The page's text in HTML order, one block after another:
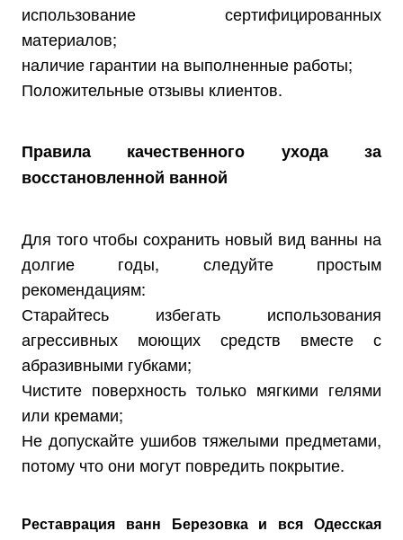
использование сертифицированных
материалов;
наличие гарантии на выполненные работы;
Положительные отзывы клиентов.
Правила качественного ухода за
восстановленной ванной
Для того чтобы сохранить новый вид ванны на
долгие годы, следуйте простым
рекомендациям:
Старайтесь избегать использования
агрессивных моющих средств вместе с
абразивными губками;
Чистите поверхность только мягкими гелями
или кремами;
Не допускайте ушибов тяжелыми предметами,
потому что они могут повредить покрытие.
Реставрация ванн Березовка и вся Одесская